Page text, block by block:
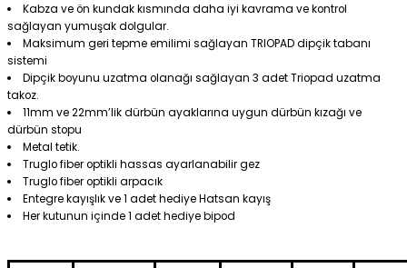
Kabza ve ön kundak kısmında daha iyi kavrama ve kontrol
sağlayan yumuşak dolgular.
Maksimum geri tepme emilimi sağlayan TRIOPAD dipçik tabanı
sistemi
Dipçik boyunu uzatma olanağı sağlayan 3 adet Triopad uzatma
takoz.
11mm ve 22mm’lik dürbün ayaklarına uygun dürbün kızağı ve
dürbün stopu
Metal tetik.
Truglo fiber optikli hassas ayarlanabilir gez
Truglo fiber optikli arpacık
Entegre kayışlık ve 1 adet hediye Hatsan kayış
Her kutunun içinde 1 adet hediye bipod